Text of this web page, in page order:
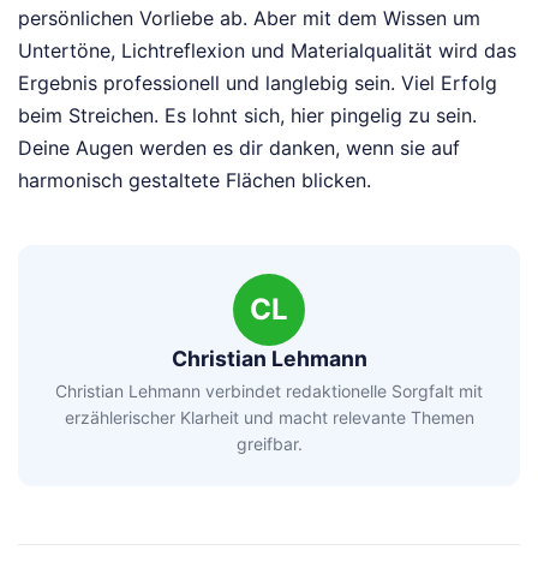
persönlichen Vorliebe ab. Aber mit dem Wissen um
Untertöne, Lichtreflexion und Materialqualität wird das
Ergebnis professionell und langlebig sein. Viel Erfolg
beim Streichen. Es lohnt sich, hier pingelig zu sein.
Deine Augen werden es dir danken, wenn sie auf
harmonisch gestaltete Flächen blicken.
CL
Christian Lehmann
Christian Lehmann verbindet redaktionelle Sorgfalt mit
erzählerischer Klarheit und macht relevante Themen
greifbar.